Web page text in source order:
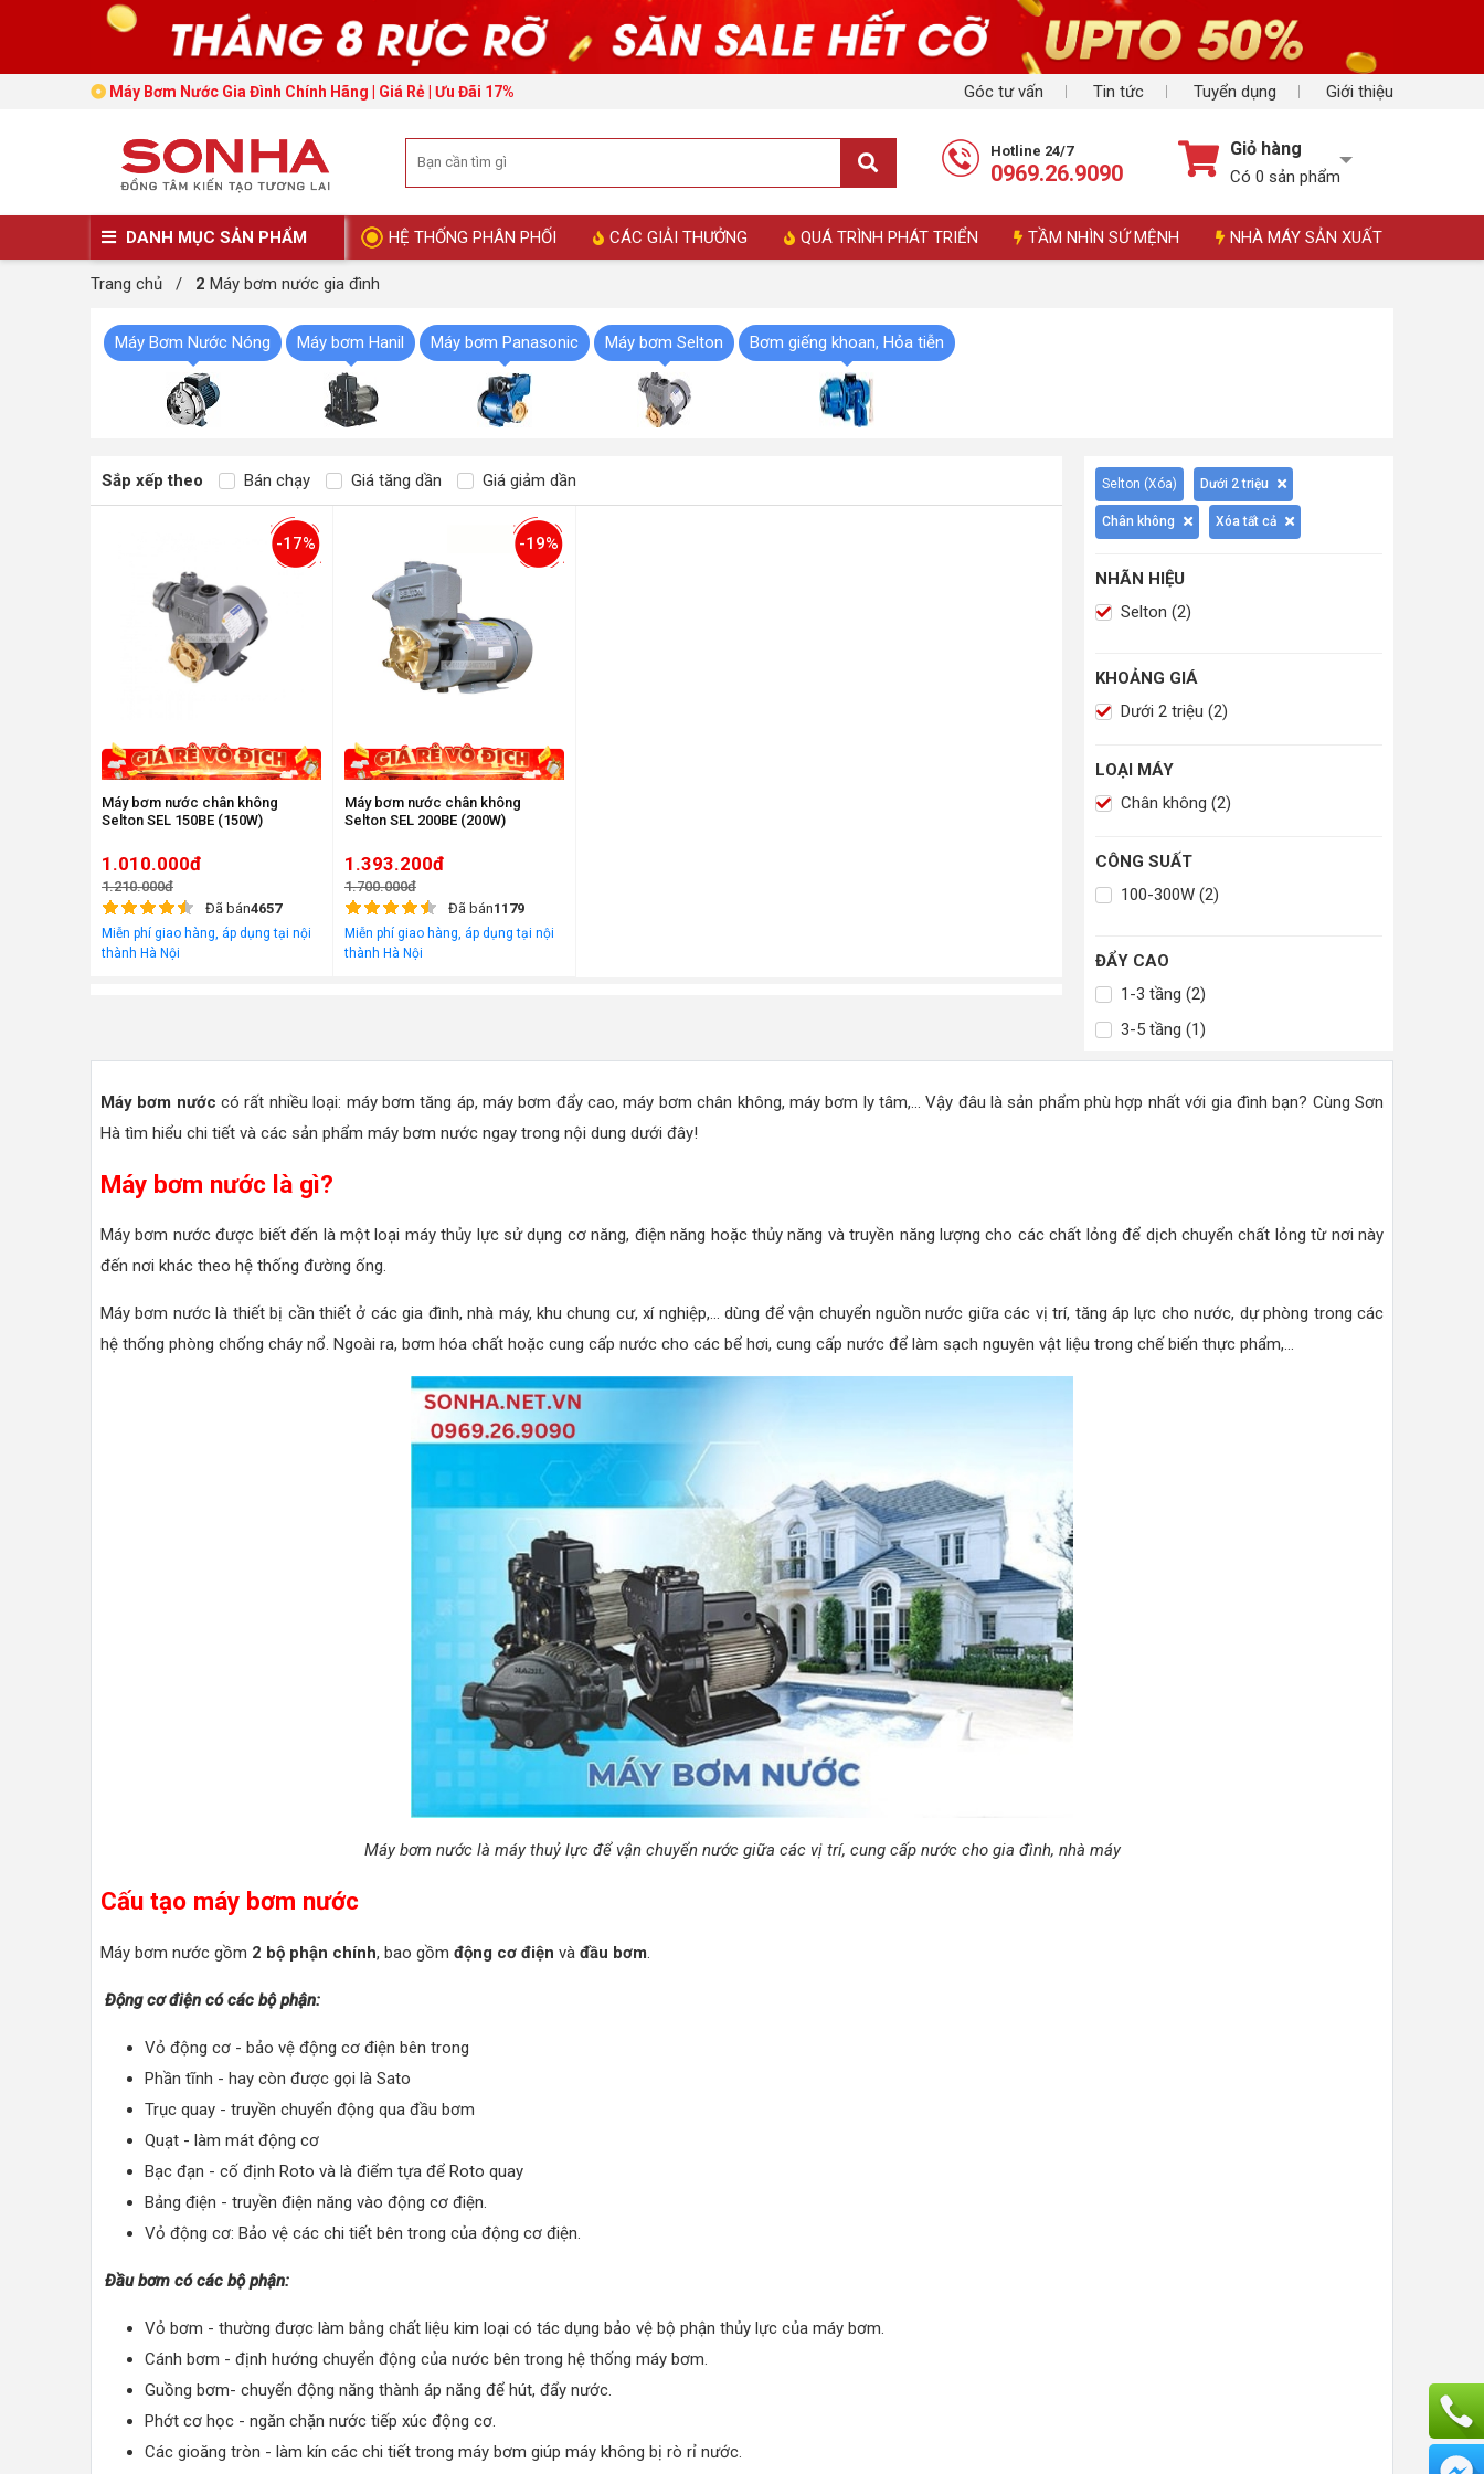
Góc tư vấn Tin tức Tuyển dụng Giới thiệu
Máy Bơm Nước Gia Đình Chính Hãng | Giá Rẻ | Ưu Đãi 17%
Hotline 24/7
0969.26.9090
Giỏ hàng
Có 0 sản phẩm
DANH MỤC SẢN PHẨM HỆ THỐNG PHÂN PHỐI CÁC GIẢI THƯỞNG QUÁ TRÌNH PHÁT TRIỂN TẦM NHÌN SỨ MỆNH NHÀ MÁY SẢN XUẤT
Trang chủ / 2 Máy bơm nước gia đình
Máy Bơm Nước Nóng Máy bơm Hanil Máy bơm Panasonic Máy bơm Selton Bơm giếng khoan, Hỏa tiễn
Sắp xếp theo Bán chạy Giá tăng dần Giá giảm dần
-17%
Máy bơm nước chân không
Selton SEL 150BE (150W)
1.010.000đ
1.210.000đ
Đã bán4657
Miễn phí giao hàng, áp dụng tại nội
thành Hà Nội
-19%
Máy bơm nước chân không
Selton SEL 200BE (200W)
1.393.200đ
1.700.000đ
Đã bán1179
Miễn phí giao hàng, áp dụng tại nội
thành Hà Nội
Selton (Xóa) Dưới 2 triệu
Chân không Xóa tất cả
NHÃN HIỆU
Selton (2)
KHOẢNG GIÁ
Dưới 2 triệu (2)
LOẠI MÁY
Chân không (2)
CÔNG SUẤT
100-300W (2)
ĐẨY CAO
1-3 tầng (2)
3-5 tầng (1)
Máy bơm nước có rất nhiều loại: máy bơm tăng áp, máy bơm đẩy cao, máy bơm chân không, máy bơm ly tâm,... Vậy đâu là sản phẩm phù hợp nhất với gia đình bạn? Cùng Sơn
Hà tìm hiểu chi tiết và các sản phẩm máy bơm nước ngay trong nội dung dưới đây!
Máy bơm nước là gì?
Máy bơm nước được biết đến là một loại máy thủy lực sử dụng cơ năng, điện năng hoặc thủy năng và truyền năng lượng cho các chất lỏng để dịch chuyển chất lỏng từ nơi này
đến nơi khác theo hệ thống đường ống.
Máy bơm nước là thiết bị cần thiết ở các gia đình, nhà máy, khu chung cư, xí nghiệp,... dùng để vận chuyển nguồn nước giữa các vị trí, tăng áp lực cho nước, dự phòng trong các
hệ thống phòng chống cháy nổ. Ngoài ra, bơm hóa chất hoặc cung cấp nước cho các bể hơi, cung cấp nước để làm sạch nguyên vật liệu trong chế biến thực phẩm,...
Máy bơm nước là máy thuỷ lực để vận chuyển nước giữa các vị trí, cung cấp nước cho gia đình, nhà máy
Cấu tạo máy bơm nước
Máy bơm nước gồm 2 bộ phận chính, bao gồm động cơ điện và đầu bơm
Động cơ điện có các bộ phận:
Vỏ động cơ - bảo vệ động cơ điện bên trong
Phần tĩnh - hay còn được gọi là Sato
Trục quay - truyền chuyển động qua đầu bơm
Quạt - làm mát động cơ
Bạc đạn - cố định Roto và là điểm tựa để Roto quay
Bảng điện - truyền điện năng vào động cơ điện.
Vỏ động cơ: Bảo vệ các chi tiết bên trong của động cơ điện.
Đầu bơm có các bộ phận:
Vỏ bơm - thường được làm bằng chất liệu kim loại có tác dụng bảo vệ bộ phận thủy lực của máy bơm.
Cánh bơm - định hướng chuyển động của nước bên trong hệ thống máy bơm.
Guồng bơm- chuyển động năng thành áp năng để hút, đẩy nước.
Phớt cơ học - ngăn chặn nước tiếp xúc động cơ.
Các gioăng tròn - làm kín các chi tiết trong máy bơm giúp máy không bị rò rỉ nước.